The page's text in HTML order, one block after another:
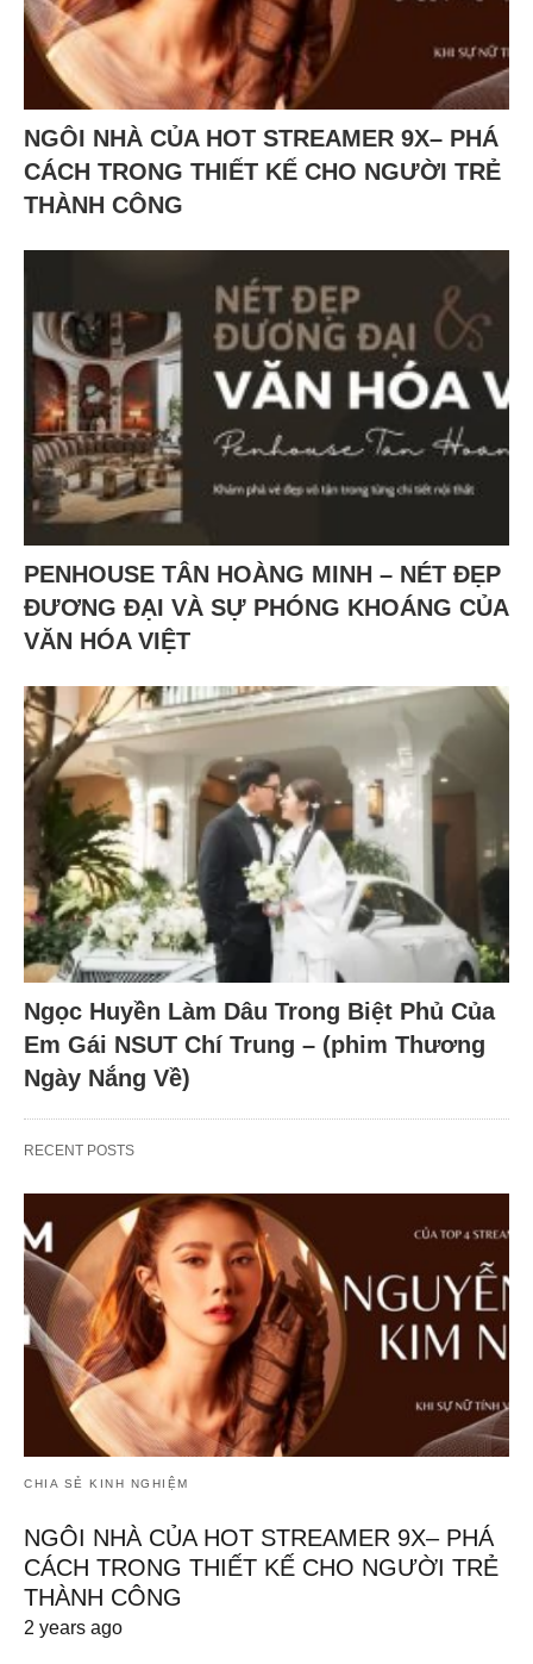
NGÔI NHÀ CỦA HOT STREAMER 9X– PHÁ
CÁCH TRONG THIẾT KẾ CHO NGƯỜI TRẺ
THÀNH CÔNG
PENHOUSE TÂN HOÀNG MINH – NÉT ĐẸP
ĐƯƠNG ĐẠI VÀ SỰ PHÓNG KHOÁNG CỦA
VĂN HÓA VIỆT
Ngọc Huyền Làm Dâu Trong Biệt Phủ Của
Em Gái NSUT Chí Trung – (phim Thương
Ngày Nắng Về)
RECENT POSTS
CHIA SẺ KINH NGHIỆM
NGÔI NHÀ CỦA HOT STREAMER 9X– PHÁ
CÁCH TRONG THIẾT KẾ CHO NGƯỜI TRẺ
THÀNH CÔNG
2 years ago